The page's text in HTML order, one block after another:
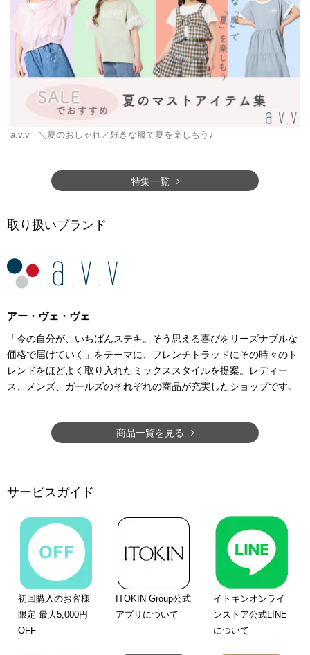
a.v.v ＼夏のおしゃれ／好きな服で夏を楽しもう♪
特集一覧
取り扱いブランド
アー・ヴェ・ヴェ
「今の自分が、いちばんステキ。そう思える喜びをリーズナブルな
価格で届けていく」をテーマに、フレンチトラッドにその時々のト
レンドをほどよく取り入れたミックススタイルを提案。レディー
ス、メンズ、ガールズのそれぞれの商品が充実したショップです。
商品一覧を見る
サービスガイド
初回購入のお客様
限定 最大5,000円
OFF
ITOKIN Group公式
アプリについて
イトキンオンライ
ンストア公式LINE
について